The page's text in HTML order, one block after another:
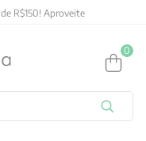
R$150! Aproveite
0